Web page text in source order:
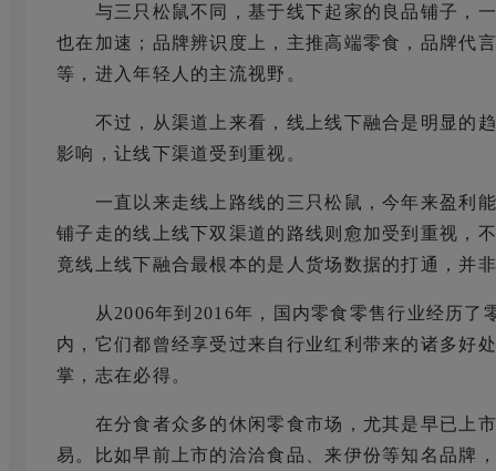
与三只松鼠不同，基于线下起家的良品铺子，一
也在加速；品牌辨识度上，主推高端零食，品牌代
等，进入年轻人的主流视野。
不过，从渠道上来看，线上线下融合是明显的趋
影响，让线下渠道受到重视。
一直以来走线上路线的三只松鼠，今年来盈利能
铺子走的线上线下双渠道的路线则愈加受到重视，
竟线上线下融合最根本的是人货场数据的打通，并
从2006年到2016年，国内零食零售行业经历了
内，它们都曾经享受过来自行业红利带来的诸多好
掌，志在必得。
在分食者众多的休闲零食市场，尤其是早已上市
易。比如早前上市的洽洽食品、来伊份等知名品牌